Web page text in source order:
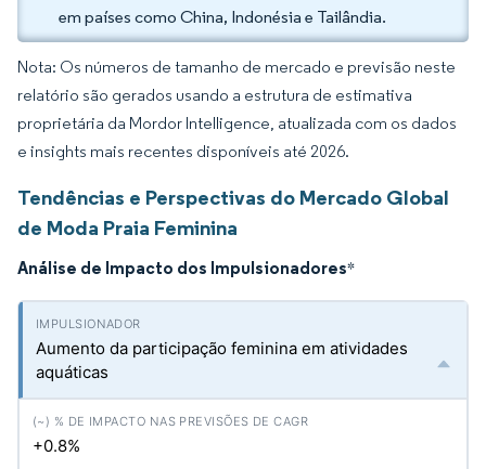
em países como China, Indonésia e Tailândia.
Nota: Os números de tamanho de mercado e previsão neste
relatório são gerados usando a estrutura de estimativa
proprietária da Mordor Intelligence, atualizada com os dados
e insights mais recentes disponíveis até 2026.
Tendências e Perspectivas do Mercado Global
de Moda Praia Feminina
Análise de Impacto dos Impulsionadores*
Aumento da participação feminina em atividades
aquáticas
+0.8%